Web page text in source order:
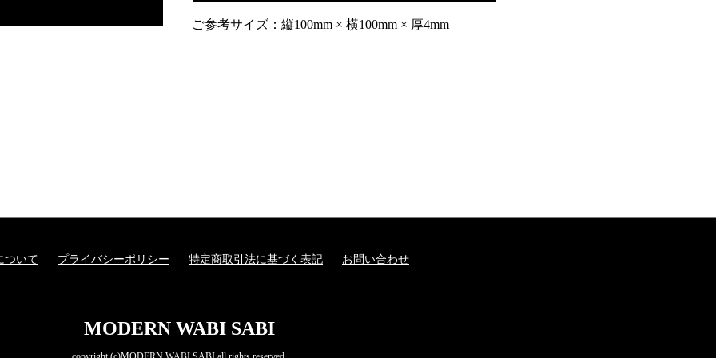
ご参考サイズ：縦100mm × 横100mm × 厚4mm
ついて プライバシーポリシー 特定商取引法に基づく表記 お問い合わせ
MODERN WABI SABI